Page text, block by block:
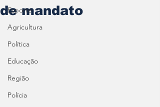
Esporte
Agricultura
Política
Educação
Região
Polícia
de mandato